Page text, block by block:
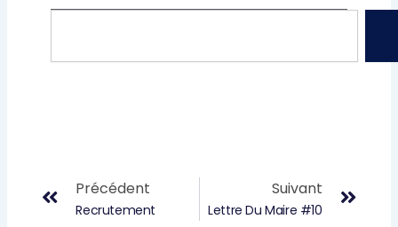
Précédent
Recrutement
Suivant
Lettre Du Maire #10